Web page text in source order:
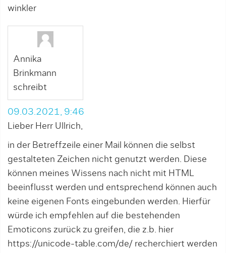
winkler
Annika
Brinkmann
schreibt
09.03.2021, 9:46
Lieber Herr Ullrich,
in der Betreffzeile einer Mail können die selbst
gestalteten Zeichen nicht genutzt werden. Diese
können meines Wissens nach nicht mit HTML
beeinflusst werden und entsprechend können auch
keine eigenen Fonts eingebunden werden. Hierfür
würde ich empfehlen auf die bestehenden
Emoticons zurück zu greifen, die z.b. hier
https://unicode-table.com/de/ recherchiert werden